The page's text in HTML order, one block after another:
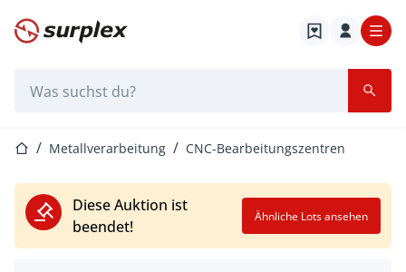
Startseite
StartseiteMetallverarbeitung CNC-Bearbeitungszentren
Diese Auktion ist
beendet!
Ähnliche Lots ansehen